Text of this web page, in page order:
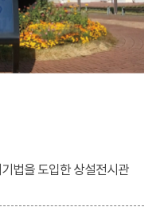
법을 도입한 상설전시관